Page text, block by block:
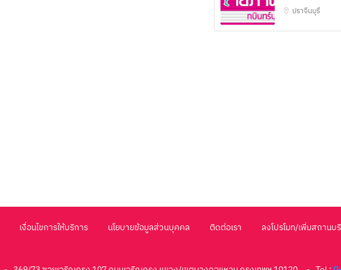
ปราจีนบุรี
เงื่อนไขการให้บริการ นโยบายข้อมูลส่วนบุคคล ติดต่อเรา ลงโปรโมท/เพิ่มสถานบ